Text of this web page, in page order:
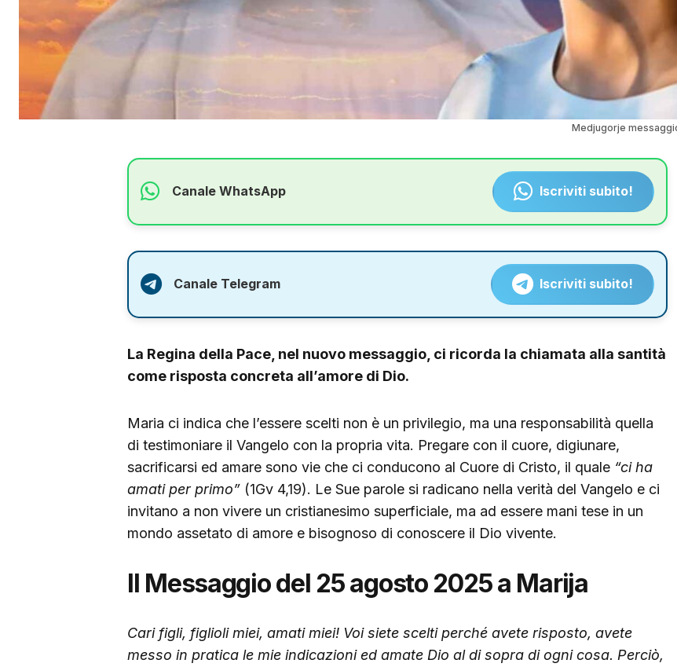
Medjugorje
Canale WhatsApp Iscriviti subito!
Canale Telegram Iscriviti subito!
La Regina della Pace, nel nuovo messaggio, ci ricorda la chiamata alla santità
come risposta concreta all’amore di Dio.
Maria ci indica che l’essere scelti non è un privilegio, ma una responsabilità quella
di testimoniare il Vangelo con la propria vita. Pregare con il cuore, digiunare,
sacrificarsi ed amare sono vie che ci conducono al Cuore di Cristo, il quale “ci ha
amati per primo” (1Gv 4,19). Le Sue parole si radicano nella verità del Vangelo e ci
invitano a non vivere un cristianesimo superficiale, ma ad essere mani tese in un
mondo assetato di amore e bisognoso di conoscere il Dio vivente.
Il Messaggio del 25 agosto 2025 a Marija
Cari figli, figlioli miei, amati miei! Voi siete scelti perché avete risposto, avete
messo in pratica le mie indicazioni ed amate Dio al di sopra di ogni cosa. Perciò,